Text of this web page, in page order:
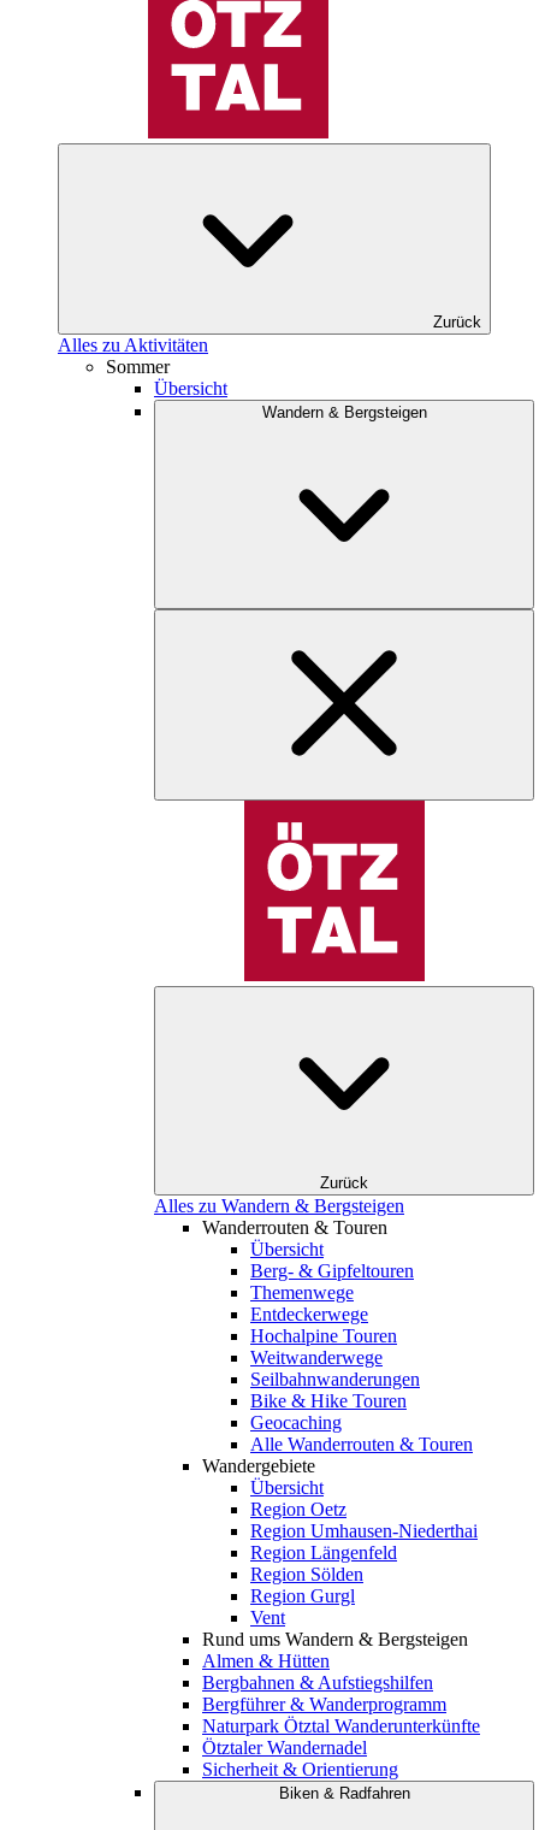
Zurück
Alles zu Aktivitäten
Sommer
Übersicht
Wandern & Bergsteigen
Zurück
Alles zu Wandern & Bergsteigen
Wanderrouten & Touren
Übersicht
Berg- & Gipfeltouren
Themenwege
Entdeckerwege
Hochalpine Touren
Weitwanderwege
Seilbahnwanderungen
Bike & Hike Touren
Geocaching
Alle Wanderrouten & Touren
Wandergebiete
Übersicht
Region Oetz
Region Umhausen-Niederthai
Region Längenfeld
Region Sölden
Region Gurgl
Vent
Rund ums Wandern & Bergsteigen
Almen & Hütten
Bergbahnen & Aufstiegshilfen
Bergführer & Wanderprogramm
Naturpark Ötztal Wanderunterkünfte
Ötztaler Wandernadel
Sicherheit & Orientierung
Biken & Radfahren